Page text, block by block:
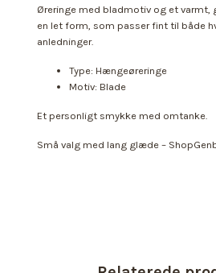
Øreringe med bladmotiv og et varmt,
en let form, som passer fint til både
anledninger.
Type: Hængeøreringe
Motiv: Blade
Et personligt smykke med omtanke.
Små valg med lang glæde –